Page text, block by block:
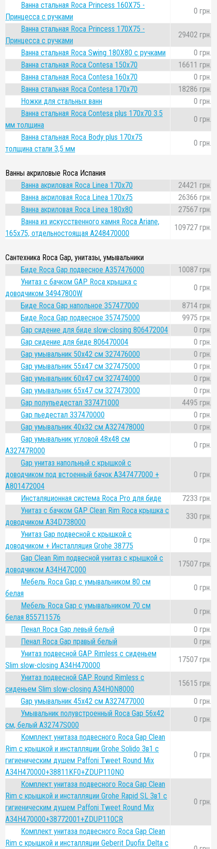
Ванна стальная Roca Princess 160Х75 -
Принцесса с ручками
0 грн.
Ванна стальная Roca Princess 170Х75 -
Принцесса с ручками
29402 грн.
Ванна стальная Roca Swing 180Х80 с ручками
0 грн.
Ванна стальная Roca Contesa 150x70
16611 грн.
Ванна стальная Roca Contesa 160x70
0 грн.
Ванна стальная Roca Contesa 170x70
18286 грн.
Ножки для стальных ванн
0 грн.
Ванна стальная Roca Contesa plus 170x70 3.5
мм толщина
0 грн.
Ванна стальная Roca Body plus 170x75
толщина стали 3,5 мм
0 грн.
Ванны акриловые Roca Испания
Ванна акриловая Roca Linea 170x70
24421 грн.
Ванна акриловая Roca Linea 170x75
26366 грн.
Ванна акриловая Roca Linea 180x80
27567 грн.
Ванна из искусственного камня Roca Ariane,
165x75, отдельностоящая A248470000
109727 грн.
Сантехника Roca Gap, унитазы, умывальники
Биде Roca Gap подвесное A357476000
10087 грн.
Унитаз с бачком GAP Roca крышка с
доводчиком 34947800W
0 грн.
Биде Roca Gap напольное 357477000
8714 грн.
Биде Roca Gap подвесное 357475000
9975 грн.
Gap сидение для биде slow-closing 806472004
0 грн.
Gap сидение для биде 806470004
0 грн.
Gap умывальник 50x42 см 327476000
0 грн.
Gap умывальник 55x47 см 327475000
0 грн.
Gap умывальник 60x47 см 327474000
0 грн.
Gap умывальник 65x47 см 327473000
0 грн.
Gap полупьедестал 337471000
4495 грн.
Gap пьедестал 337470000
0 грн.
Gap умывальник 40x32 см A327478000
0 грн.
Gap умывальник угловой 48x48 см
A32747R000
0 грн.
Gap унитаз напольный с крышкой с
доводчиком под встоенный бачок A347477000 +
A801472004
0 грн.
Инсталяционная система Roca Pro для биде
7233 грн.
Унитаз с бачком GAP Clean Rim Roca крышка с
доводчиком A34D738000
330 грн.
Унитаз Gap подвесной с крышкой с
доводчиком + Инсталляция Grohe 38775
0 грн.
Gap Clean Rim подвесной унитаз с крышкой с
доводчиком A34H47C000
17507 грн.
Мебель Roca Gap с умывальником 80 см
белая
0 грн.
Мебель Roca Gap с умывальником 70 см
белая 855711576
0 грн.
Пенал Roca Gap левый белый
0 грн.
Пенал Roca Gap правый белый
0 грн.
Унитаз подвесной GAP Rimless с сиденьем
Slim slow-closing A34H470000
17507 грн.
Унитаз подвесной GAP Round Rimless с
сиденьем Slim slow-closing A34H0N8000
15615 грн.
Gap умывальник 45x42 см A327477000
0 грн.
Умывальник полувстроенный Roca Gap 56х42
см, белый A32747S000
0 грн.
Комплект унитаза подвесного Roca Gap Clean
Rim с крышкой и инсталляции Grohe Solido 3в1 с
гигиеническим душем Paffoni Tweet Round Mix
A34H470000+38811KF0+ZDUP110NO
0 грн.
Комплект унитаза подвесного Roca Gap Clean
Rim с крышкой и инсталляции Grohe Rapid SL 3в1 с
гигиеническим душем Paffoni Tweet Round Mix
A34H470000+38772001+ZDUP110CR
0 грн.
Комплект унитаза подвесного Roca Gap Clean
Rim с крышкой и инсталляции Geberit Duofix Delta с